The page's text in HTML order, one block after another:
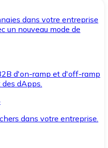
dans votre entreprise
un nouveau mode de
d'on-ramp et d'off-ramp
dApps.
dans votre entreprise.